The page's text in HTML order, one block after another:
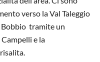
verso la Val Taleggio
Bobbio tramite un
e la